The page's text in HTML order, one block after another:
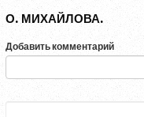
О. МИХАЙЛОВА.
Добавить комментарий